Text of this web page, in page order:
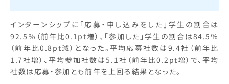
インターンシップに「応募・申し込みをした」学生の割合は
92.5％（前年比0.1pt増）、「参加した」学生の割合は84.5％
（前年比0.8pt減）となった。平均応募社数は9.4社（前年比
1.7社増）、平均参加社数は5.1社（前年比0.2pt増）で、平均
社数は応募・参加とも前年を上回る結果となった。